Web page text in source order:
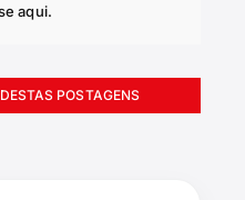
aqui.
POSTAGENS